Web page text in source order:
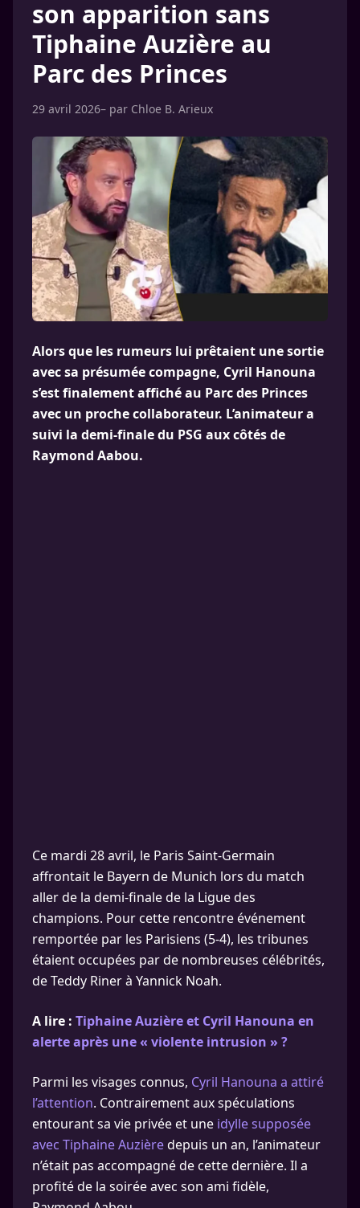
son apparition sans
Tiphaine Auzière au
Parc des Princes
29 avril 2026– par Chloe B. Arieux
Alors que les rumeurs lui prêtaient une sortie
avec sa présumée compagne, Cyril Hanouna
s’est finalement affiché au Parc des Princes
avec un proche collaborateur. L’animateur a
suivi la demi-finale du PSG aux côtés de
Raymond Aabou.
Ce mardi 28 avril, le Paris Saint-Germain
affrontait le Bayern de Munich lors du match
aller de la demi-finale de la Ligue des
champions. Pour cette rencontre événement
remportée par les Parisiens (5-4), les tribunes
étaient occupées par de nombreuses célébrités,
de Teddy Riner à Yannick Noah.
A lire : Tiphaine Auzière et Cyril Hanouna en
alerte après une « violente intrusion » ?
Parmi les visages connus, Cyril Hanouna a attiré
l’attention. Contrairement aux spéculations
entourant sa vie privée et une idylle supposée
avec Tiphaine Auzièredepuis un an, l’animateur
n’était pas accompagné de cette dernière. Il a
profité de la soirée avec son ami fidèle,